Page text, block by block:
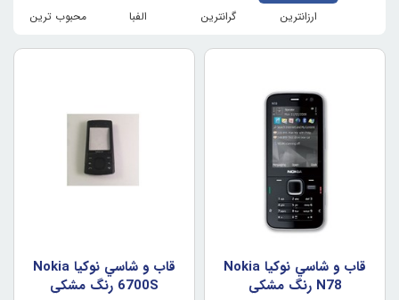
ارزانترین
گرانترین الفبا محبوب ترین
قاب و شاسي نوکيا Nokia
N78 رنگ مشکي
قاب و شاسي نوکيا Nokia
6700S رنگ مشکي